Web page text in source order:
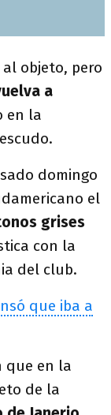
objeto, pero
a
en la
domingo
el
grises
con la
del club.
que iba a
que en la
de la